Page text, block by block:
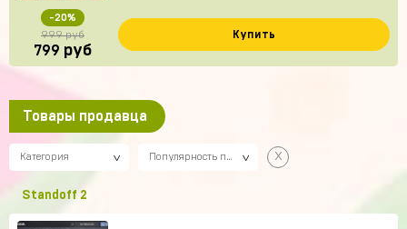
-20%
999 руб
799 руб
Купить
Товары продавца
Категория Популярность по убыванию х
Standoff 2